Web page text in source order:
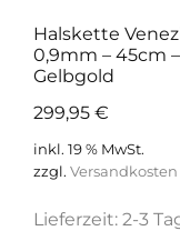
Halskette
0,9mm – 45cm
Gelbgold
299,95 €
inkl. 19 % MwSt.
zzgl. Versandkosten
Lieferzeit: 2-3